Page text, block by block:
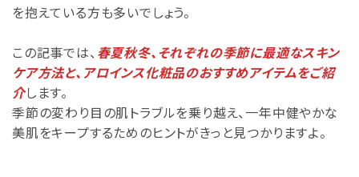
を抱えている方も多いでしょう。
この記事では、 春夏秋冬、それぞれの季節に最適なスキン
ケア方法と、アロインス化粧品のおすすめアイテムをご紹
介します。
季節の変わり目の肌トラブルを乗り越え、一年中健やかな
美肌をキープするためのヒントがきっと見つかりますよ。